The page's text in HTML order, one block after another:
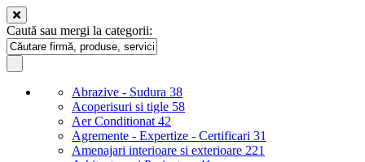
Caută sau mergi la categorii:
Abrazive - Sudura 38
Acoperisuri si tigle 58
Aer Conditionat 42
Agremente - Expertize - Certificari 31
Amenajari interioare si exterioare 221